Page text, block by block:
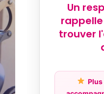
Un
trouver